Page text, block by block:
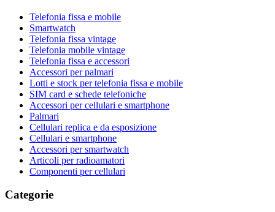
Telefonia fissa e mobile
Smartwatch
Telefonia fissa vintage
Telefonia mobile vintage
Telefonia fissa e accessori
Accessori per palmari
Lotti e stock per telefonia fissa e mobile
SIM card e schede telefoniche
Accessori per cellulari e smartphone
Palmari
Cellulari replica e da esposizione
Cellulari e smartphone
Accessori per smartwatch
Articoli per radioamatori
Componenti per cellulari
Categorie